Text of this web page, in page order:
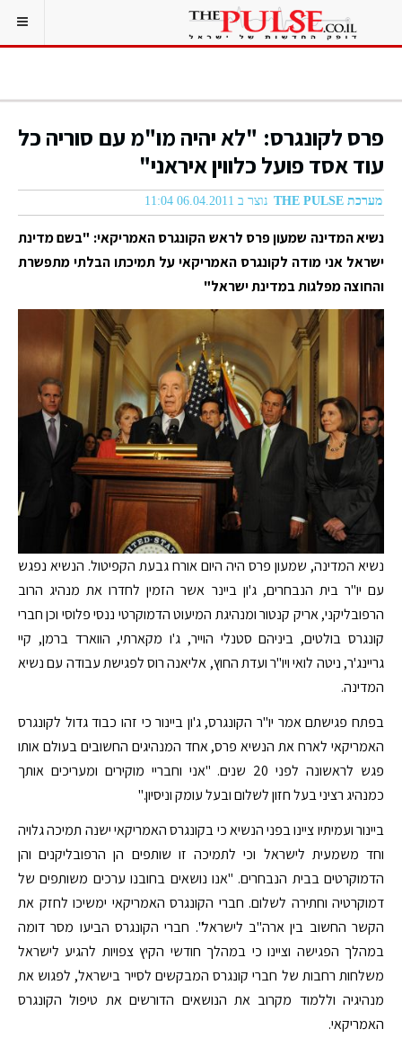
פרס לקונגרס: "לא יהיה מו"מ עם סוריה כל
עוד אסד פועל כלווין איראני"
מערכת THE PULSE נוצר ב 06.04.2011 11:04
נשיא המדינה שמעון פרס לראש הקונגרס האמריקאי: "בשם מדינת
ישראל אני מודה לקונגרס האמריקאי על תמיכתו הבלתי מתפשרת
והחוצה מפלגות במדינת ישראל"
נשיא המדינה, שמעון פרס היה היום אורח גבעת הקפיטול. הנשיא נפגש
עם יו"ר בית הנבחרים, ג'ון ביינר אשר הזמין לחדרו את מנהיג הרוב
הרפובליקני, אריק קנטור ומנהיגת המיעוט הדמוקרטי ננסי פלוסי וכן חברי
קונגרס בולטים, ביניהם סטנלי הוייר, ג'ו מקארתי, הווארד ברמן, קיי
גריינג'ר, ניטה לואי ויו"ר ועדת החוץ, אליאנה רוס לפגישת עבודה עם נשיא
המדינה.
בפתח פגישתם אמר יו"ר הקונגרס, ג'ון ביינור כי זהו כבוד גדול לקונגרס
האמריקאי לארח את הנשיא פרס, אחד המנהיגים החשובים בעולם אותו
פגש לראשונה לפני 20 שנים. "אני וחבריי מוקירים ומעריכים אותך
כמנהיג רציני בעל חזון לשלום ובעל עומק וניסיון."
ביינור ועמיתיו ציינו בפני הנשיא כי בקונגרס האמריקאי ישנה תמיכה גלויה
וחד משמעית לישראל וכי לתמיכה זו שותפים הן הרפובליקנים והן
הדמוקרטים בבית הנבחרים. "אנו נושאים בחובנו ערכים משותפים של
דמוקרטיה וחתירה לשלום. חברי הקונגרס האמריקאי ימשיכו לחזק את
הקשר החשוב בין ארה"ב לישראל". חברי הקונגרס הביעו מסר דומה
במהלך הפגישה וציינו כי במהלך חודשי הקיץ צפויות להגיע לישראל
משלחות רחבות של חברי קונגרס המבקשים לסייר בישראל, לפגוש את
מנהיגיה וללמוד מקרוב את הנושאים הדורשים את טיפול הקונגרס
האמריקאי.